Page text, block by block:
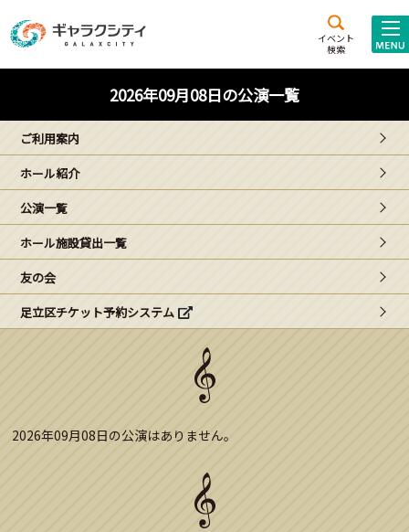
イベント
検索
施設案内
西新井
文化ホール
ギャラクシティとは
こどもみーてぃんぐ
Gがくえん
ブランドからのお知らせ
2026年09月08日の公演一覧
ご利用案内
ホール紹介
公演一覧
ホール施設貸出一覧
友の会
足立区チケット予約システム
2026年09月08日の公演はありません。